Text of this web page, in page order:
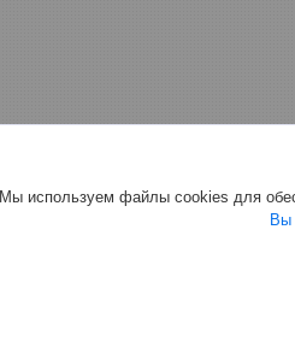
Мы используем файлы cookies для
Вы